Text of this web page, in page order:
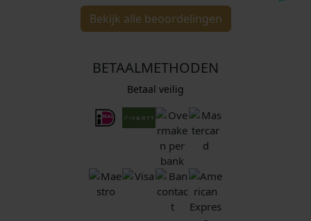
Bekijk alle beoordelingen
BETAALMETHODEN
Betaal veilig